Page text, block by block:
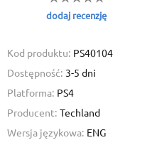
Create wishlist
Sign in
dodaj recenzję
Kod produktu: PS40104
Dostępność: 3-5 dni
Platforma: PS4
Producent: Techland
Wersja językowa: ENG